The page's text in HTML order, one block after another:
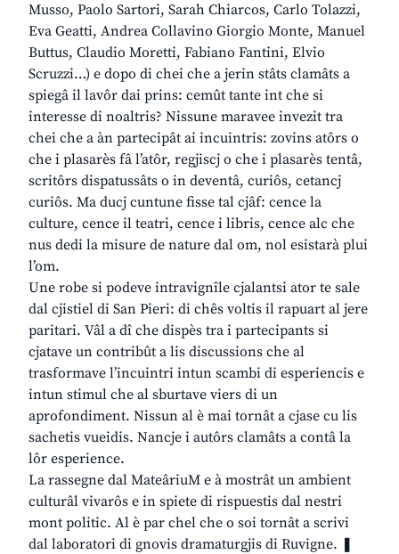
Musso, Paolo Sartori, Sarah Chiarcos, Carlo Tolazzi,
Eva Geatti, Andrea Collavino Giorgio Monte, Manuel
Buttus, Claudio Moretti, Fabiano Fantini, Elvio
Scruzzi…) e dopo di chei che a jerin stâts clamâts a
spiegâ il lavôr dai prins: cemût tante int che si
interesse di noaltris? Nissune maravee invezit tra
chei che a àn partecipât ai incuintris: zovins atôrs o
che i plasarès fâ l’atôr, regjiscj o che i plasarès tentâ,
scritôrs dispatussâts o in deventâ, curiôs, cetancj
curiôs. Ma ducj cuntune fisse tal cjâf: cence la
culture, cence il teatri, cence i libris, cence alc che
nus dedi la misure de nature dal om, nol esistarà plui
l’om.
Une robe si podeve intravignîle cjalantsi ator te sale
dal cjistiel di San Pieri: di chês voltis il rapuart al jere
paritari. Vâl a dî che dispès tra i partecipants si
cjatave un contribût a lis discussions che al
trasformave l’incuintri intun scambi di esperiencis e
intun stimul che al sburtave viers di un
aprofondiment. Nissun al è mai tornât a cjase cu lis
sachetis vueidis. Nancje i autôrs clamâts a contâ la
lôr esperience.
La rassegne dal MateâriuM e à mostrât un ambient
culturâl vivarôs e in spiete di rispuestis dal nestri
mont politic. Al è par chel che o soi tornât a scrivi
dal laboratori di gnovis dramaturgjis di Ruvigne. ❚